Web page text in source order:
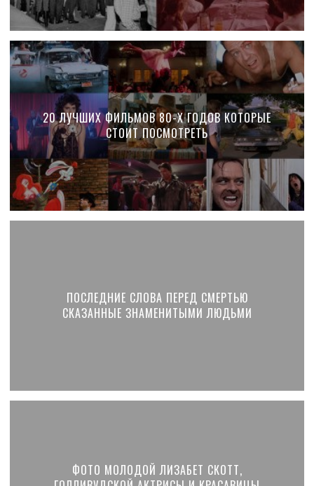
20 ЛУЧШИХ ФИЛЬМОВ 80-Х ГОДОВ КОТОРЫЕ
СТОИТ ПОСМОТРЕТЬ
ПОСЛЕДНИЕ СЛОВА ПЕРЕД СМЕРТЬЮ
СКАЗАННЫЕ ЗНАМЕНИТЫМИ ЛЮДЬМИ
ФОТО МОЛОДОЙ ЛИЗАБЕТ СКОТТ,